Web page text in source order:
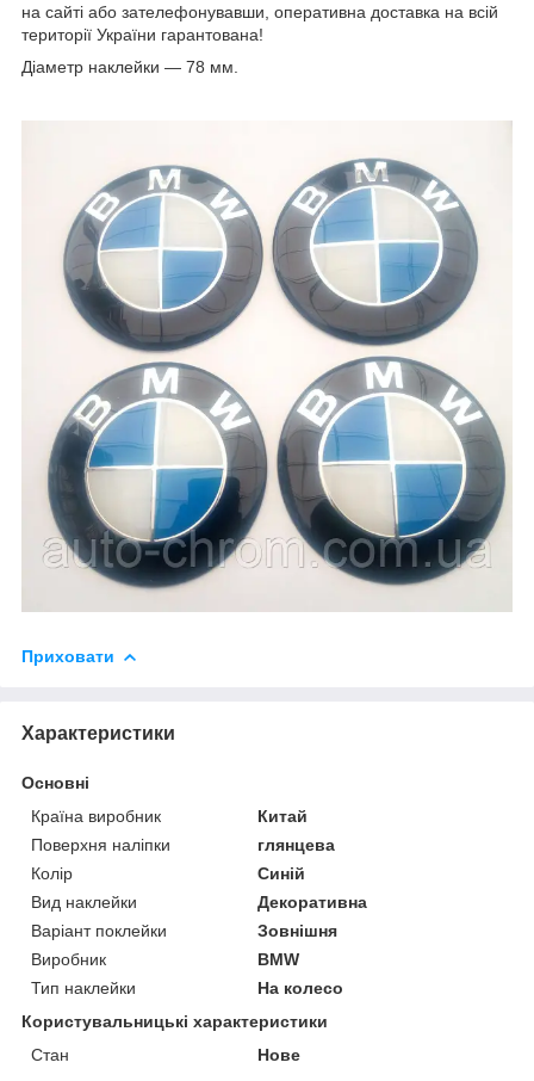
на сайті або зателефонувавши, оперативна доставка на всій
території України гарантована!
Діаметр наклейки — 78 мм.
Приховати
Характеристики
Основні
Країна виробник
Китай
Поверхня наліпки
глянцева
Колір
Синій
Вид наклейки
Декоративна
Варіант поклейки
Зовнішня
Виробник
BMW
Тип наклейки
На колесо
Користувальницькі характеристики
Стан
Нове